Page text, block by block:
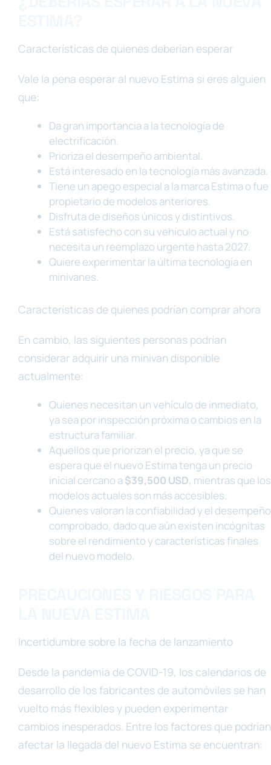
Características de quienes deberían esperar
Vale la pena esperar al nuevo Estima si eres alguien
que:
Da gran importancia a la tecnología de
electrificación.
Prioriza el desempeño ambiental.
Está interesado en la tecnología más avanzada.
Tiene un apego especial a la marca Estima o fue
propietario de modelos anteriores.
Disfruta de diseños únicos y distintivos.
Está satisfecho con su vehículo actual y no
necesita un reemplazo urgente hasta 2027.
Quiere experimentar la última tecnología en
minivanes.
Características de quienes podrían comprar ahora
En cambio, las siguientes personas podrían
considerar adquirir una minivan disponible
actualmente:
Quienes necesitan un vehículo de inmediato,
ya sea por inspección próxima o cambios en la
estructura familiar.
Aquellos que priorizan el precio, ya que se
espera que el nuevo Estima tenga un precio
inicial cercano a $39,500 USD, mientras que los
modelos actuales son más accesibles.
Quienes valoran la confiabilidad y el desempeño
comprobado, dado que aún existen incógnitas
sobre el rendimiento y características finales
del nuevo modelo.
Incertidumbre sobre la fecha de lanzamiento
Desde la pandemia de COVID-19, los calendarios de
desarrollo de los fabricantes de automóviles se han
vuelto más flexibles y pueden experimentar
cambios inesperados. Entre los factores que podrían
afectar la llegada del nuevo Estima se encuentran: